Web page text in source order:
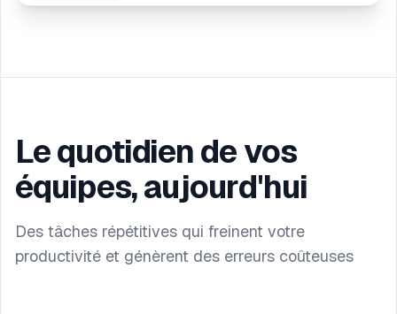
Le quotidien de vos
équipes, aujourd'hui
Des tâches répétitives qui freinent votre
productivité et génèrent des erreurs coûteuses